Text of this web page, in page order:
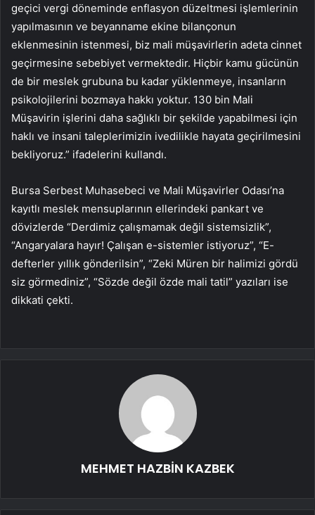
geçici vergi döneminde enflasyon düzeltmesi işlemlerinin
yapılmasının ve beyanname ekine bilançonun
eklenmesinin istenmesi, biz mali müşavirlerin adeta cinnet
geçirmesine sebebiyet vermektedir. Hiçbir kamu gücünün
de bir meslek grubuna bu kadar yüklenmeye, insanların
psikolojilerini bozmaya hakkı yoktur. 130 bin Mali
Müşavirin işlerini daha sağlıklı bir şekilde yapabilmesi için
haklı ve insani taleplerimizin ivedilikle hayata geçirilmesini
bekliyoruz.” ifadelerini kullandı.
Bursa Serbest Muhasebeci ve Mali Müşavirler Odası’na
kayıtlı meslek mensuplarının ellerindeki pankart ve
dövizlerde “Derdimiz çalışmamak değil sistemsizlik”,
“Angaryalara hayır! Çalışan e-sistemler istiyoruz”, “E-
defterler yıllık gönderilsin”, “Zeki Müren bir halimizi gördü
siz görmediniz”, “Sözde değil özde mali tatil” yazıları ise
dikkati çekti.
MEHMET HAZBİN KAZBEK